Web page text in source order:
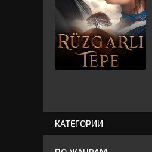
КАТЕГОРИИ